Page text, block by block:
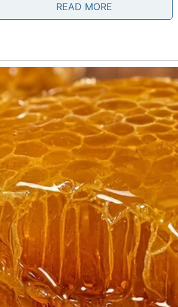
o zajedničkoj budućnosti, selidbi
jasna energija i obostrana privlačnost.
Može doći kroz:
donosi stabilnost
morati mnogo da se bore. Kao da
unutrašnji mir. Posle dužeg perioda
ka tome bez straha.
READ MORE